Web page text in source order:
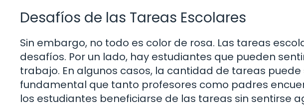
Desafíos de las Tareas Escolares
Sin embargo, no todo es color de rosa. Las tareas
desafíos. Por un lado, hay estudiantes que pueden
trabajo. En algunos casos, la cantidad de tareas puede
fundamental que tanto profesores como padres
los estudiantes beneficiarse de las tareas sin sentirse